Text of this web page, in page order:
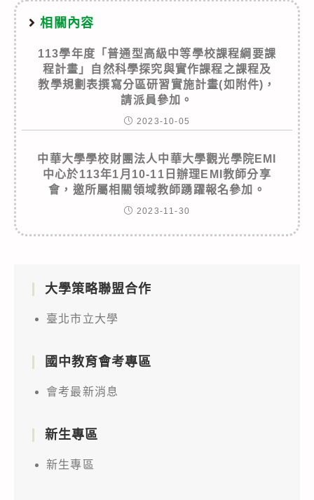
相關內容
113學年度「普通型高級中等學校課程綱要課
程計畫」自然科學探究與實作課程之課程及
教學規劃表撰寫分區研習實施計畫(如附件)，
請派員參加。
2023-10-05
中華大學學校財團法人中華大學觀光學院EMI
中心於113年1月10-11日辦理EMI教師分享
會，邀所屬相關領域教師踴躍報名參加。
2023-11-30
大學策略聯盟合作
臺北市立大學
國中教育會考專區
會考最新消息
新生專區
新生專區